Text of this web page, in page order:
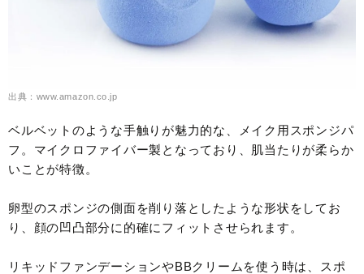
出典：www.amazon.co.jp
ベルベットのような手触りが魅力的な、メイク用スポンジパ
フ。マイクロファイバー製となっており、肌当たりが柔らか
いことが特徴。
卵型のスポンジの側面を削り落としたような形状をしてお
り、顔の凹凸部分に的確にフィットさせられます。
リキッドファンデーションやBBクリームを使う時は、スポ